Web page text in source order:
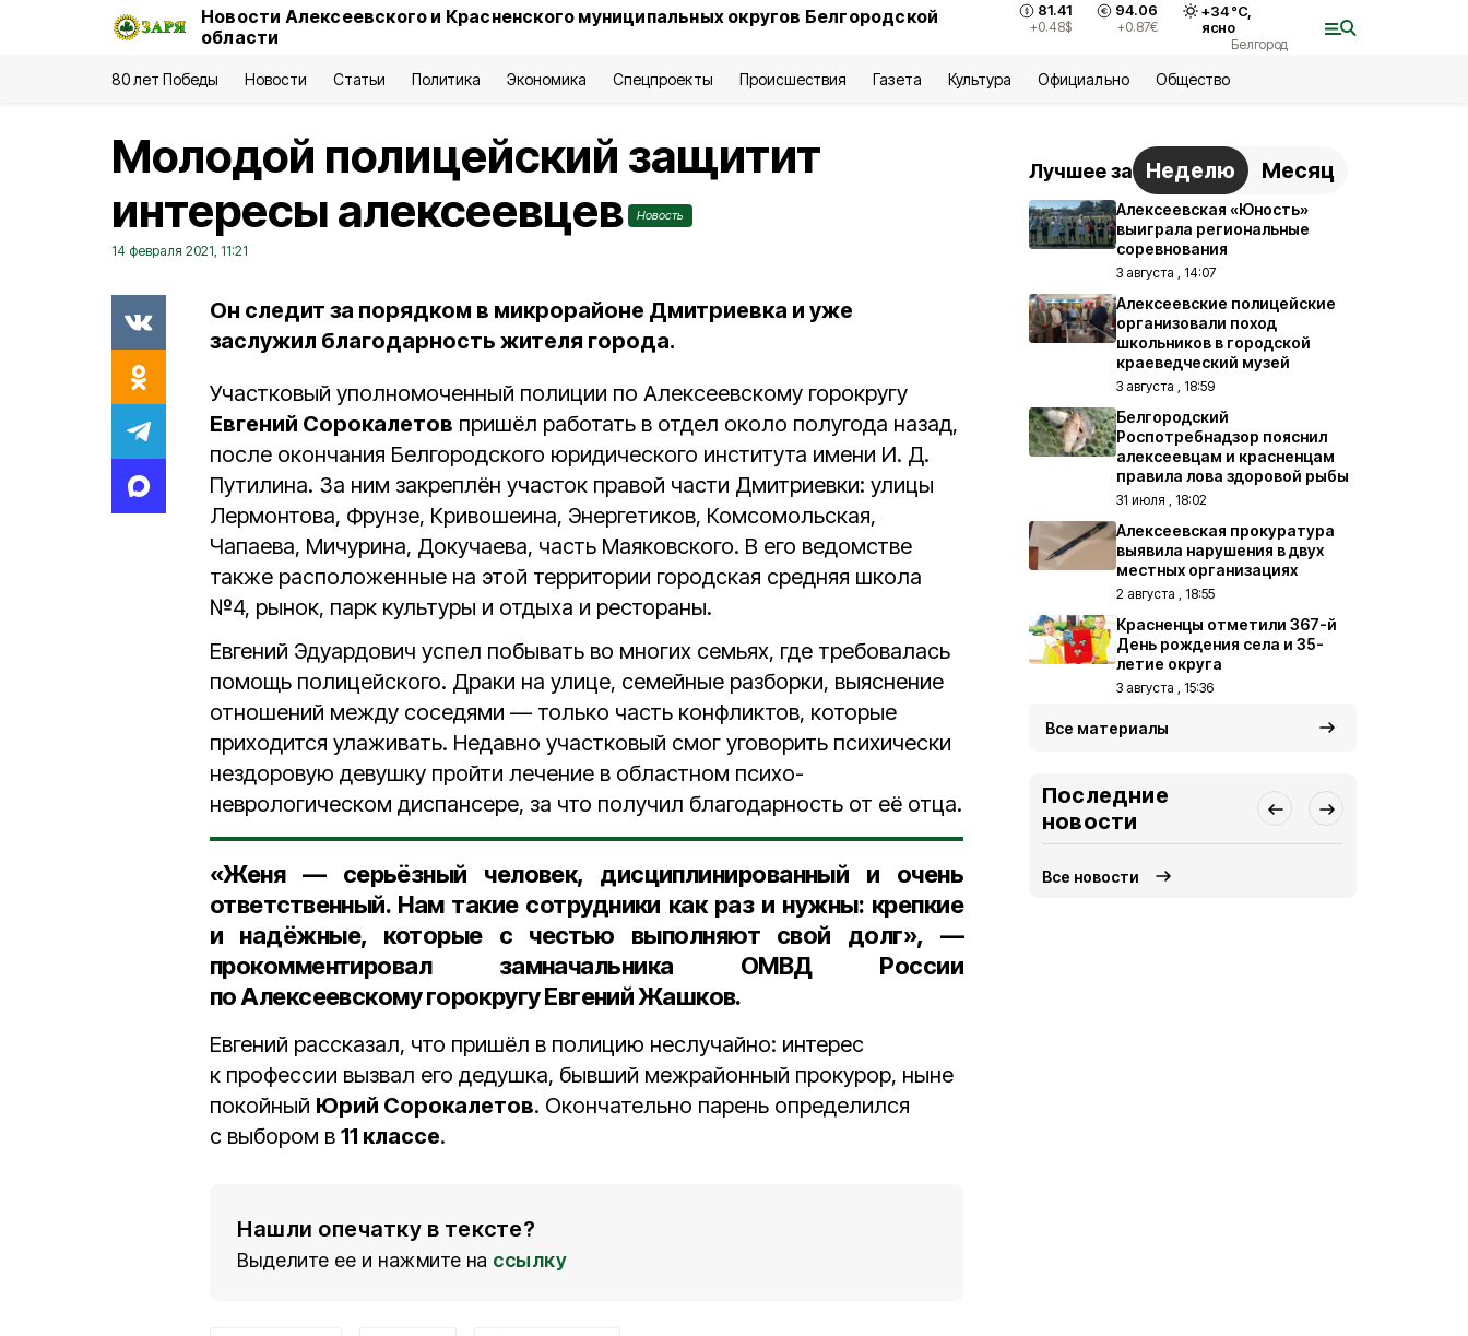
Новости Алексеевского и Красненского муниципальных округов Белгородской
области
81.41
+0.48$
94.06
+0.87€
+34°С,
ясно
Белгород
80 лет Победы Новости Статьи Политика Экономика Спецпроекты Происшествия Газета Культура Официально Общество
Молодой полицейский защитит
интересы алексеевцев
Новость
14 февраля 2021, 11:21
Он следит за порядком в микрорайоне Дмитриевка и уже
заслужил благодарность жителя города.
Участковый уполномоченный полиции по Алексеевскому горокругу
Евгений Сорокалетов пришёл работать в отдел около полугода назад,
после окончания Белгородского юридического института имени И. Д.
Путилина. За ним закреплён участок правой части Дмитриевки: улицы
Лермонтова, Фрунзе, Кривошеина, Энергетиков, Комсомольская,
Чапаева, Мичурина, Докучаева, часть Маяковского. В его ведомстве
также расположенные на этой территории городская средняя школа
№4, рынок, парк культуры и отдыха и рестораны.
Евгений Эдуардович успел побывать во многих семьях, где требовалась
помощь полицейского. Драки на улице, семейные разборки, выяснение
отношений между соседями — только часть конфликтов, которые
приходится улаживать. Недавно участковый смог уговорить психически
нездоровую девушку пройти лечение в областном психо-
неврологическом диспансере, за что получил благодарность от её отца.
«Женя — серьёзный человек, дисциплинированный и очень
ответственный. Нам такие сотрудники как раз и нужны: крепкие
и надёжные, которые с честью выполняют свой долг», —
прокомментировал замначальника ОМВД России
по Алексеевскому горокругу Евгений Жашков.
Евгений рассказал, что пришёл в полицию неслучайно: интерес
к профессии вызвал его дедушка, бывший межрайонный прокурор, ныне
покойный Юрий Сорокалетов. Окончательно парень определился
с выбором в 11 классе.
Нашли опечатку в тексте?
Выделите ее и нажмите на ссылку
Лучшее за Неделю Месяц
Алексеевская «Юность»
выиграла региональные
соревнования
3 августа , 14:07
Алексеевские полицейские
организовали поход
школьников в городской
краеведческий музей
3 августа , 18:59
Белгородский
Роспотребнадзор пояснил
алексеевцам и красненцам
правила лова здоровой рыбы
31 июля , 18:02
Алексеевская прокуратура
выявила нарушения в двух
местных организациях
2 августа , 18:55
Красненцы отметили 367-й
День рождения села и 35-
летие округа
3 августа , 15:36
Все материалы
Последние
новости
Все новости